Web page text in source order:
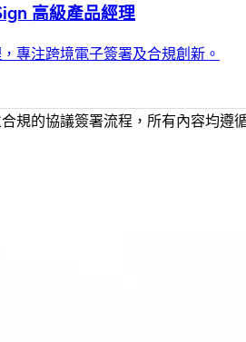
高級產品經理
專注跨境電子簽署及合規創新。
規的協議簽署流程，所有內容均遵